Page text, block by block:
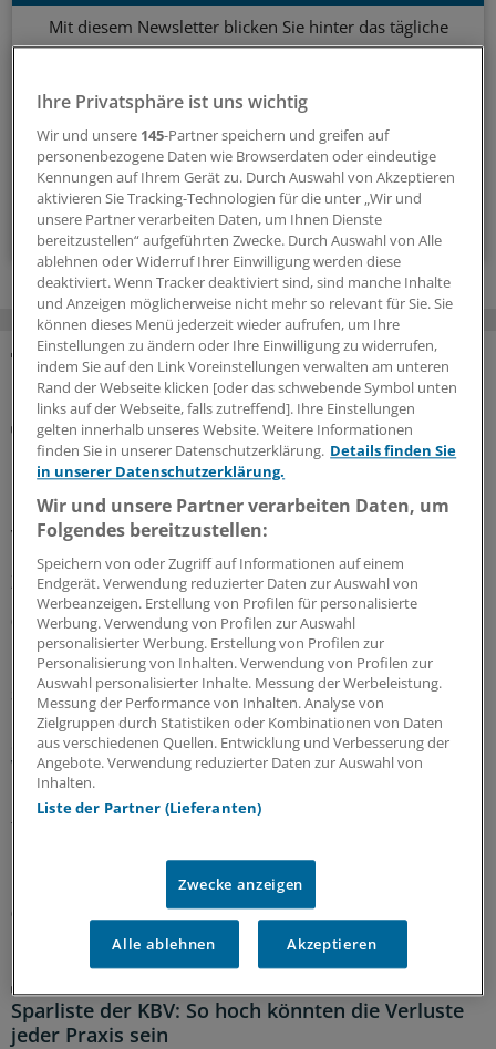
Mit diesem Newsletter blicken Sie hinter das tägliche
Geschehen in der Gesundheitspolitik. Mit Analysen,
bestimmen.
14-tägig, donnerstags
Zum Abonnieren bitte anmelden
MEHR ZUM THEMA
Notfallversorgung
Neuer Bereitschaftsdienst in Nordrhein ist ein
Erfolgsmodell
In nur zwölf Stunden waren die 6.000 Fahrdienste
vergeben: Der neu strukturierte ärztliche
Bereitschaftsdienst in Nordrhein wird gut angenommen.
Zuständig sind spezielle Kooperationsmediziner.
07.08.2026
Sparpaket sorgt für Unsicherheit
Praxisbesonderheiten in Zeiten des GKV-
Spargesetzes: Klarheit soll es in der kommenden
Woche geben
Ein Passus des Beitragssatzstabilisierungsgesetz sorgt
für Unruhe unter Ärztinnen und Ärzten. Stehen die
nicht? Kassenärzte und Krankenkassen verhandeln.
06.08.2026
Sparliste der KBV: So hoch könnten die Verluste
jeder Praxis sein
Ihre Privatsphäre ist uns wichtig
Wir und unsere 145-Partner speichern und greifen auf
personenbezogene Daten wie Browserdaten oder eindeutige
Kennungen auf Ihrem Gerät zu. Durch Auswahl von Akzeptieren
aktivieren Sie Tracking-Technologien für die unter „Wir und
unsere Partner verarbeiten Daten, um Ihnen Dienste
bereitzustellen“ aufgeführten Zwecke. Durch Auswahl von Alle
ablehnen oder Widerruf Ihrer Einwilligung werden diese
deaktiviert. Wenn Tracker deaktiviert sind, sind manche Inhalte
und Anzeigen möglicherweise nicht mehr so relevant für Sie. Sie
können dieses Menü jederzeit wieder aufrufen, um Ihre
Einstellungen zu ändern oder Ihre Einwilligung zu widerrufen,
indem Sie auf den Link Voreinstellungen verwalten am unteren
Rand der Webseite klicken [oder das schwebende Symbol unten
links auf der Webseite, falls zutreffend]. Ihre Einstellungen
gelten innerhalb unseres Website. Weitere Informationen
finden Sie in unserer Datenschutzerklärung. Details finden Sie
in unserer Datenschutzerklärung.
Wir und unsere Partner verarbeiten Daten, um
Folgendes bereitzustellen:
Speichern von oder Zugriff auf Informationen auf einem
Endgerät. Verwendung reduzierter Daten zur Auswahl von
Werbeanzeigen. Erstellung von Profilen für personalisierte
Werbung. Verwendung von Profilen zur Auswahl
personalisierter Werbung. Erstellung von Profilen zur
Personalisierung von Inhalten. Verwendung von Profilen zur
Auswahl personalisierter Inhalte. Messung der Werbeleistung.
Messung der Performance von Inhalten. Analyse von
Zielgruppen durch Statistiken oder Kombinationen von Daten
aus verschiedenen Quellen. Entwicklung und Verbesserung der
Angebote. Verwendung reduzierter Daten zur Auswahl von
Inhalten.
Liste der Partner (Lieferanten)
Zwecke anzeigen
Alle ablehnen Akzeptieren